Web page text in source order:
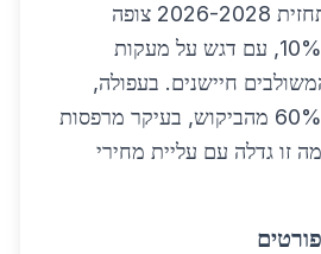
אך משפר איכות. תחזית 2026-2028 צופה
צמיחה שנתית של 10%, עם דגש על מעקות
חיישנים. בעפולה,
שוק הפרטי מהווה 60% מהביקוש, בעיקר מרפסות
זו גדלה עם עליית מחירי